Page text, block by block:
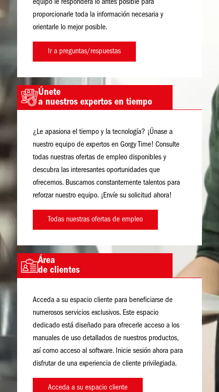
equipo le responderá lo antes posible para
proporcionarle toda la información necesaria y
orientarle lo mejor posible.
Ir a preguntas/respuestas
ImagenÚnete
a nuestros expertos en tiempo
¿Le apasiona el tiempo y la tecnología? ¡Únase a
nuestro equipo de expertos en Gorgy Time! Consulte
todas nuestras ofertas de empleo disponibles y
descubra las interesantes oportunidades que
ofrecemos. Buscamos constantemente talentos para
reforzar nuestro equipo. ¡Envíe su solicitud ahora!
Todas nuestras ofertas de empleo
ImagenÁrea
de clientes
Acceda a su espacio cliente para beneficiarse de
numerosos servicios exclusivos. Este espacio
dedicado está diseñado para ofrecerle acceso a los
manuales de uso detallados de nuestros productos,
así como acceso al software. Inicie sesión ahora para
disfrutar de una experiencia de cliente privilegiada.
Acceda a su espacio cliente